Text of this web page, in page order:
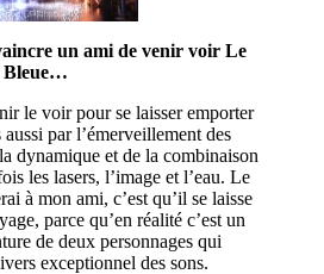
un ami de venir voir Le
Bleue…
le voir pour se laisser emporter
par l’émerveillement des
dynamique et de la combinaison
les lasers, l’image et l’eau. Le
à mon ami, c’est qu’il se laisse
parce qu’en réalité c’est un
de deux personnages qui
exceptionnel des sons.